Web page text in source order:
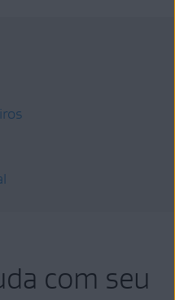
com seu